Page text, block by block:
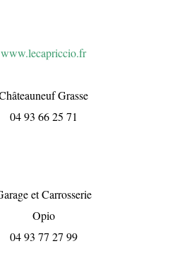
www.lecapriccio.fr
Grasse
04 93 66 25 71
et Carrosserie
Opio
04 93 77 27 99